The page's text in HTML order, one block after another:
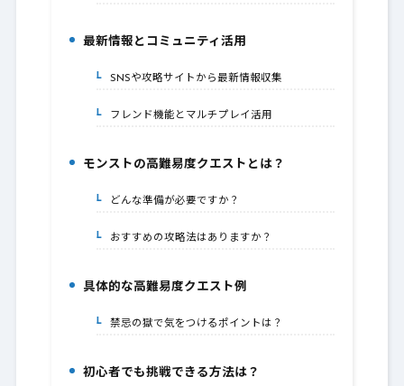
5.最新情報とコミュニティ活用
5-1.SNSや攻略サイトから最新情報収集
5-2.フレンド機能とマルチプレイ活用
モンストの高難易度クエストとは？
6-1.どんな準備が必要ですか？
6-2.おすすめの攻略法はありますか？
具体的な高難易度クエスト例
7-1.禁忌の獄で気をつけるポイントは？
8.初心者でも挑戦できる方法は？